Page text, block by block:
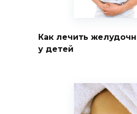
Как лечить
у детей